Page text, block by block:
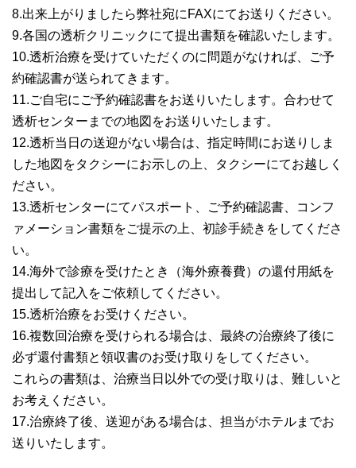
8.出来上がりましたら弊社宛にFAXにてお送りください。
9.各国の透析クリニックにて提出書類を確認いたします。
10.透析治療を受けていただくのに問題がなければ、ご予
約確認書が送られてきます。
11.ご自宅にご予約確認書をお送りいたします。合わせて
透析センターまでの地図をお送りいたします。
12.透析当日の送迎がない場合は、指定時間にお送りしま
した地図をタクシーにお示しの上、タクシーにてお越しく
ださい。
13.透析センターにてパスポート、ご予約確認書、コンフ
ァメーション書類をご提示の上、初診手続きをしてくださ
い。
14.海外で診療を受けたとき（海外療養費）の還付用紙を
提出して記入をご依頼してください。
15.透析治療をお受けください。
16.複数回治療を受けられる場合は、最終の治療終了後に
必ず還付書類と領収書のお受け取りをしてください。
これらの書類は、治療当日以外での受け取りは、難しいと
お考えください。
17.治療終了後、送迎がある場合は、担当がホテルまでお
送りいたします。